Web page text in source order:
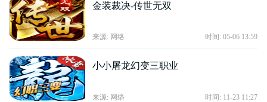
金装裁决-传世无双
来源: 网络 时间: 05-06 13:59
小小屠龙幻变三职业
来源: 网络 时间: 11-23 11:27